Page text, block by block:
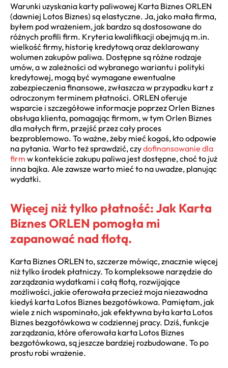
Warunki uzyskania karty paliwowej Karta Biznes ORLEN
(dawniej Lotos Biznes) są elastyczne. Ja, jako mała firma,
byłem pod wrażeniem, jak bardzo są dostosowane do
różnych profili firm. Kryteria kwalifikacji obejmują m.in.
wielkość firmy, historię kredytową oraz deklarowany
wolumen zakupów paliwa. Dostępne są różne rodzaje
umów, a w zależności od wybranego wariantu i polityki
kredytowej, mogą być wymagane ewentualne
zabezpieczenia finansowe, zwłaszcza w przypadku kart z
odroczonym terminem płatności. ORLEN oferuje
wsparcie i szczegółowe informacje poprzez Orlen Biznes
obsługa klienta, pomagając firmom, w tym Orlen Biznes
dla małych firm, przejść przez cały proces
bezproblemowo. To ważne, żeby mieć kogoś, kto odpowie
na pytania. Warto też sprawdzić, czydofinansowanie dla
firm w kontekście zakupu paliwa jest dostępne, choć to już
inna bajka. Ale zawsze warto mieć to na uwadze, planując
wydatki.
Więcej niż tylko płatność: Jak Karta
Biznes ORLEN pomogła mi
zapanować nad flotą.
Karta Biznes ORLEN to, szczerze mówiąc, znacznie więcej
niż tylko środek płatniczy. To kompleksowe narzędzie do
zarządzania wydatkami i całą flotą, rozwijające
możliwości, jakie oferowała przecież moja niezawodna
kiedyś karta Lotos Biznes bezgotówkowa. Pamiętam, jak
wiele z nich wspominało, jak efektywna była karta Lotos
Biznes bezgotówkowa w codziennej pracy. Dziś, funkcje
zarządzania, które oferowała karta Lotos Biznes
bezgotówkowa, są jeszcze bardziej rozbudowane. To po
prostu robi wrażenie.